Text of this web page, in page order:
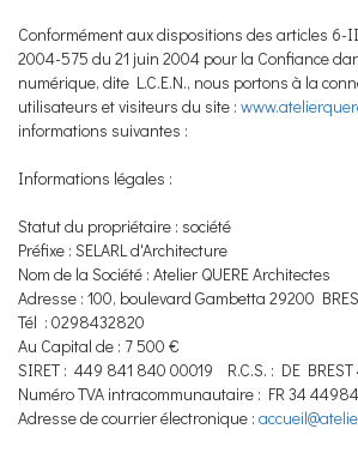
Conformément aux dispositions des articles 6-
2004-575 du 21 juin 2004 pour la Confiance
numérique, dite L.C.E.N., nous portons à la
utilisateurs et visiteurs du site :
informations suivantes :
Informations légales :
Statut du propriétaire : société
Préfixe : SELARL d'Architecture
Nom de la Société : Atelier QUERE Architectes
Adresse : 100, boulevard Gambetta 29200
Tél : 0298432820
Au Capital de : 7 500 €
SIRET : 449 841 840 00019 R.C.S. : DE
Numéro TVA intracommunautaire : FR 34
Adresse de courrier électronique :